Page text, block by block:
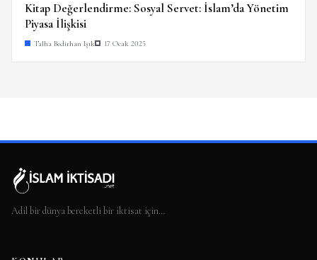
Kitap Değerlendirme: Sosyal Servet: İslam’da Yönetim
Piyasa İlişkisi
Talha Bedirhan Işık 17 Ocak 2025
Adil bir dünya bereketli bir iktisat için…